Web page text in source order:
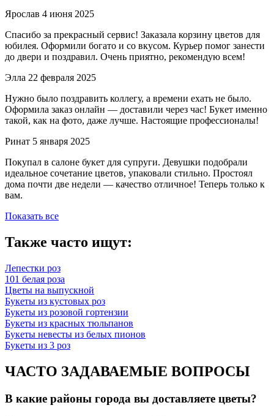
Ярослав 4 июня 2025
Спасибо за прекрасный сервис! Заказала корзину цветов для
юбилея. Оформили богато и со вкусом. Курьер помог занести
до двери и поздравил. Очень приятно, рекомендую всем!
Элла 22 февраля 2025
Нужно было поздравить коллегу, а времени ехать не было.
Оформила заказ онлайн — доставили через час! Букет именно
такой, как на фото, даже лучше. Настоящие профессионалы!
Ринат 5 января 2025
Покупал в салоне букет для супруги. Девушки подобрали
идеальное сочетание цветов, упаковали стильно. Простоял
дома почти две недели — качество отличное! Теперь только к
вам.
Показать все
Также часто ищут:
Лепестки роз
101 белая роза
Цветы на выпускной
Букеты из кустовых роз
Букеты из розовой гортензии
Букеты из красных тюльпанов
Букеты невесты из белых пионов
Букеты из 3 роз
ЧАСТО ЗАДАВАЕМЫЕ ВОПРОСЫ
В какие районы города вы доставляете цветы?